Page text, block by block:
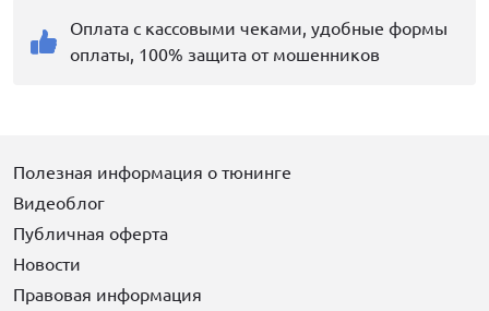
Оплата с кассовыми чеками, удобные формы
оплаты, 100% защита от мошенников
Полезная информация о тюнинге
Видеоблог
Публичная оферта
Новости
Правовая информация